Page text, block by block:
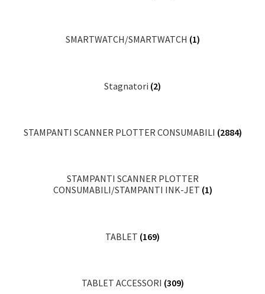
SMARTWATCH/SMARTWATCH (1)
Stagnatori (2)
STAMPANTI SCANNER PLOTTER CONSUMABILI (2884)
STAMPANTI SCANNER PLOTTER
CONSUMABILI/STAMPANTI INK-JET (1)
TABLET (169)
TABLET ACCESSORI (309)